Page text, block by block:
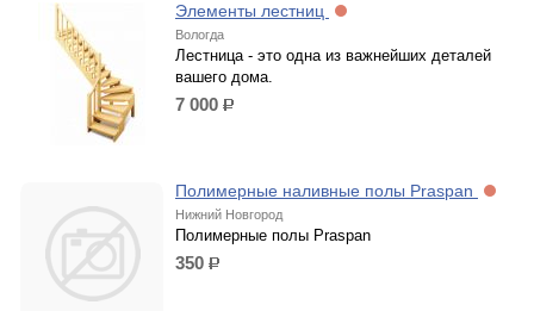
Элементы лестниц
Вологда
Лестница - это одна из важнейших деталей
вашего дома.
7 000 р.
Полимерные наливные полы Praspan
Нижний Новгород
Полимерные полы Praspan
350 р.